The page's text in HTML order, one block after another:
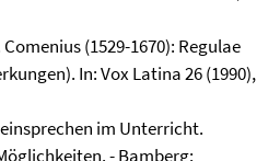
Comenius (1529-1670): Regulae
In: Vox Latina 26 (1990),
im Unterricht.
- Bamberg: